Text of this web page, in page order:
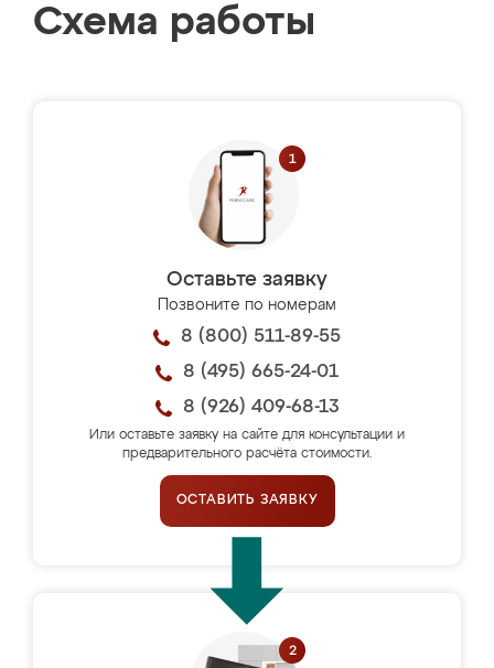
Схема работы
Оставьте заявку
Позвоните по номерам
8 (800) 511-89-55
8 (495) 665-24-01
8 (926) 409-68-13
Или оставьте заявку на сайте для консультации и
предварительного расчёта стоимости.
ОСТАВИТЬ ЗАЯВКУ